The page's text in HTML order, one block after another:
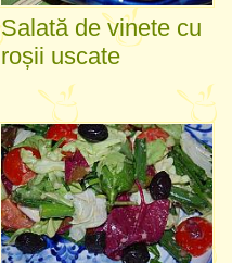
Salată de vinete cu
roșii uscate